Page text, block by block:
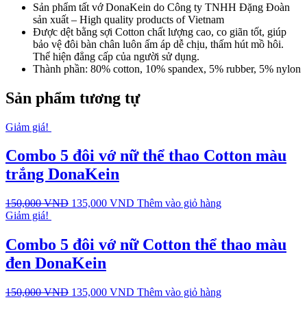
Sản phẩm tất vớ DonaKein do Công ty TNHH Đặng Đoàn
sản xuất – High quality products of Vietnam
Được dệt bằng sợi Cotton chất lượng cao, co giãn tốt, giúp
bảo vệ đôi bàn chân luôn ấm áp dễ chịu, thấm hút mồ hôi.
Thể hiện đẳng cấp của người sử dụng.
Thành phần: 80% cotton, 10% spandex, 5% rubber, 5% nylon
Sản phẩm tương tự
Giảm giá!
Combo 5 đôi vớ nữ thể thao Cotton màu
trắng DonaKein
150,000VND 135,000 VND Thêm vào giỏ hàng
Giảm giá!
Combo 5 đôi vớ nữ Cotton thể thao màu
đen DonaKein
150,000VND 135,000 VND Thêm vào giỏ hàng